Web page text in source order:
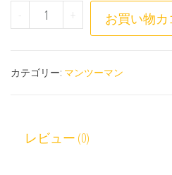
- マンツーマンレッスン30
+ お買い物
カテゴリー: マンツーマン
レビュー (0)